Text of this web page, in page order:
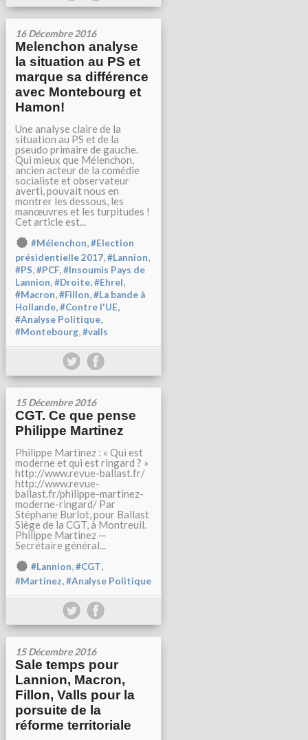
16 Décembre 2016
Melenchon analyse
la situation au PS et
marque sa différence
avec Montebourg et
Hamon!
Une analyse claire de la
situation au PS et de la
pseudo primaire de gauche.
Qui mieux que Mélenchon,
ancien acteur de la comédie
socialiste et observateur
averti, pouvait nous en
montrer les dessous, les
manœuvres et les turpitudes !
Cet article est...
#Mélenchon,#Election
présidentielle 2017,#Lannion,
#PS,#PCF,#Insoumis Pays de
Lannion,#Droite,#Ehrel,
#Macron,#Fillon,#La bande à
Hollande,#Contre l'UE,
#Analyse Politique,
#Montebourg,#valls
15 Décembre 2016
CGT. Ce que pense
Philippe Martinez
Philippe Martinez : « Qui est
moderne et qui est ringard ? »
http://www.revue-ballast.fr/
http://www.revue-
ballast.fr/philippe-martinez-
moderne-ringard/ Par
Stéphane Burlot, pour Ballast
Siège de la CGT, à Montreuil.
Philippe Martinez —
Secrétaire général...
#Lannion,#CGT,
#Martinez,#Analyse Politique
15 Décembre 2016
Sale temps pour
Lannion, Macron,
Fillon, Valls pour la
porsuite de la
réforme territoriale